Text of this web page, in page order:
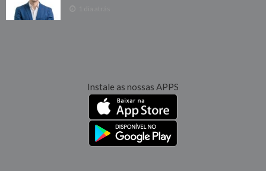
Instale as nossas APPS